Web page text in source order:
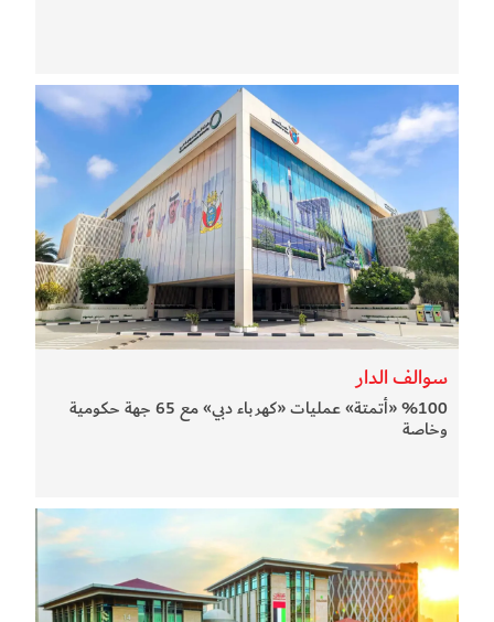
سوالف الدار
%100 «أتمتة» عمليات «كهرباء دبي» مع 65 جهة حكومية
وخاصة